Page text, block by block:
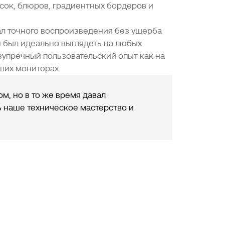
блюров, градиентных бордеров и
точного воспроизведения без ущерба
был идеально выглядеть на любых
пользовательский опыт как на
мониторах.
но в то же время давал
техническое мастерство и